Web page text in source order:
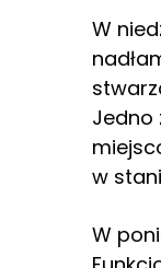
W
Jedno
w
W